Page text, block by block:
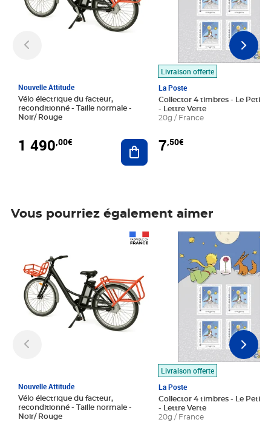
Nouvelle Attitude
Vélo électrique du facteur,
reconditionné - Taille normale -
Noir/ Rouge
1 490,00€ Ajouter au panier
Livraison offerte
La Poste
Collector 4 timbres - Le Petit
- Lettre Verte
20g / France
7,50€
Vous pourriez également aimer
Nouvelle Attitude
Vélo électrique du facteur,
reconditionné - Taille normale -
Noir/ Rouge
Livraison offerte
La Poste
Collector 4 timbres - Le Petit
- Lettre Verte
20g / France
Prix 7,50€